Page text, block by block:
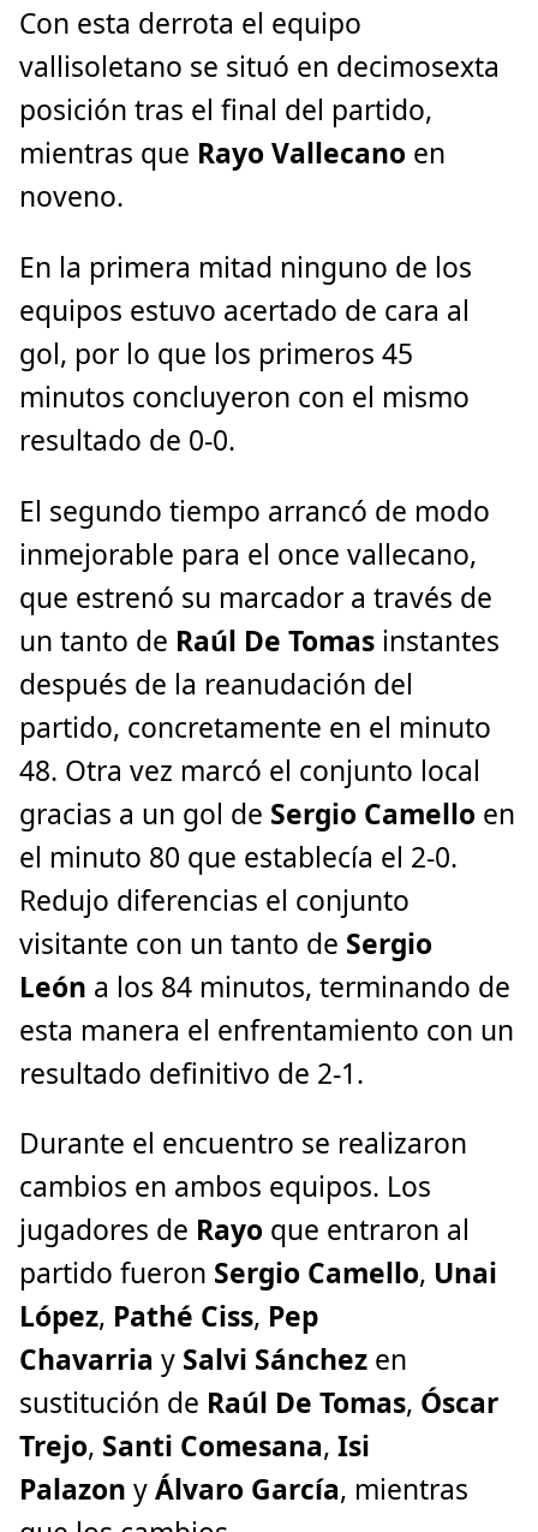
Con esta derrota el equipo
vallisoletano se situó en decimosexta
posición tras el final del partido,
mientras que Rayo Vallecano en
noveno.
En la primera mitad ninguno de los
equipos estuvo acertado de cara al
gol, por lo que los primeros 45
minutos concluyeron con el mismo
resultado de 0-0.
El segundo tiempo arrancó de modo
inmejorable para el once vallecano,
que estrenó su marcador a través de
un tanto de Raúl De Tomas instantes
después de la reanudación del
partido, concretamente en el minuto
48. Otra vez marcó el conjunto local
gracias a un gol de Sergio Camello en
el minuto 80 que establecía el 2-0.
Redujo diferencias el conjunto
visitante con un tanto de Sergio
León a los 84 minutos, terminando de
esta manera el enfrentamiento con un
resultado definitivo de 2-1.
Durante el encuentro se realizaron
cambios en ambos equipos. Los
jugadores de Rayo que entraron al
partido fueron Sergio Camello, Unai
López, Pathé Ciss, Pep
Chavarria y Salvi Sánchez en
sustitución de Raúl De Tomas, Óscar
Trejo, Santi Comesana, Isi
Palazon yÁlvaro García, mientras